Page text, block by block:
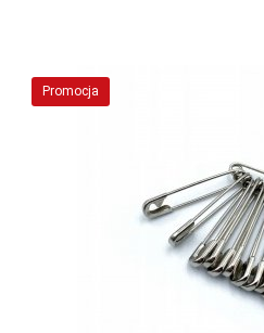
Promocja